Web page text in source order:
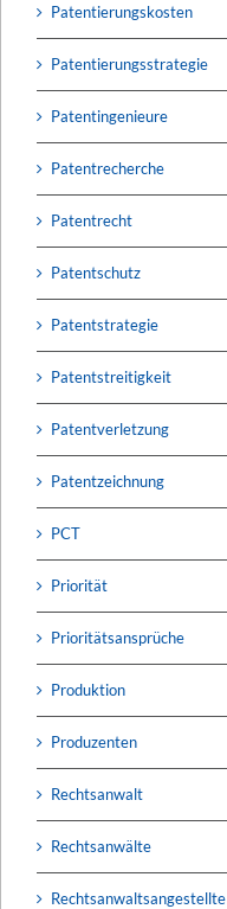
Patentierungskosten
Patentierungsstrategie
Patentingenieure
Patentrecherche
Patentrecht
Patentschutz
Patentstrategie
Patentstreitigkeit
Patentverletzung
Patentzeichnung
PCT
Priorität
Prioritätsansprüche
Produktion
Produzenten
Rechtsanwalt
Rechtsanwälte
Rechtsanwaltsangestellte